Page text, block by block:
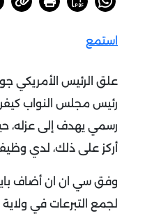
استمع
علق الرئيس الأمريكي جو
رئيس مجلس النواب
رسمي يهدف إلى عزله،
أركز على ذلك، لدي
وفق سي ان ان أضاف
لجمع التبرعات في